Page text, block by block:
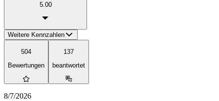
5.00
Weitere Kennzahlen
504
Bewertungen
137
beantwortet
8/7/2026